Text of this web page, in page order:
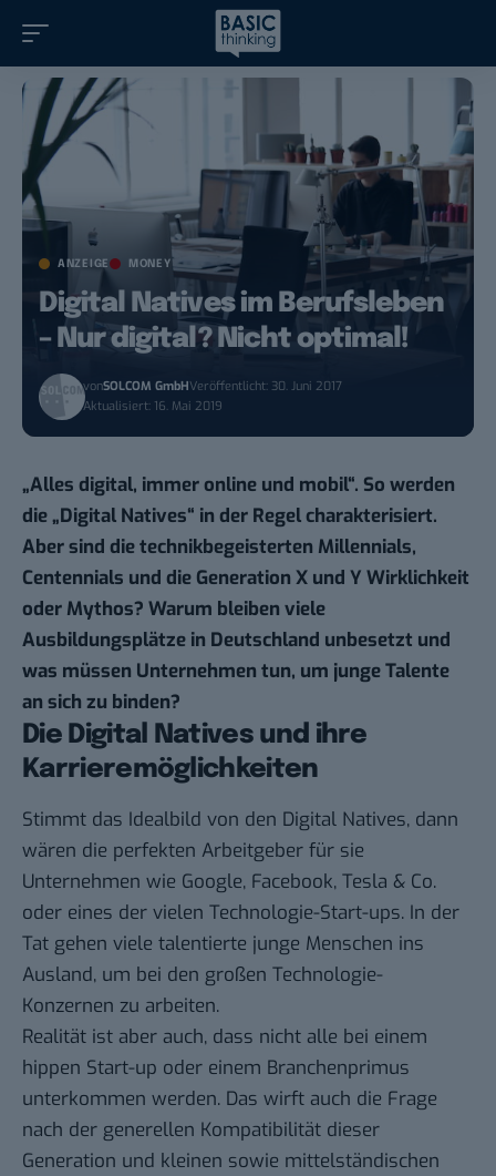
ANZEIGE MONEY
Digital Natives im Berufsleben
– Nur digital? Nicht optimal!
vonSOLCOM GmbHVeröffentlicht: 30. Juni 2017
Aktualisiert: 16. Mai 2019
„Alles digital, immer online und mobil“. So werden
die „Digital Natives“ in der Regel charakterisiert.
Aber sind die technikbegeisterten Millennials,
Centennials und die Generation X und Y Wirklichkeit
oder Mythos? Warum bleiben viele
Ausbildungsplätze in Deutschland unbesetzt und
was müssen Unternehmen tun, um junge Talente
an sich zu binden?
Die Digital Natives und ihre
Karrieremöglichkeiten
Stimmt das Idealbild von den Digital Natives, dann
wären die perfekten Arbeitgeber für sie
Unternehmen wie Google, Facebook, Tesla & Co.
oder eines der vielen Technologie-Start-ups. In der
Tat gehen viele talentierte junge Menschen ins
Ausland, um bei den großen Technologie-
Konzernen zu arbeiten.
Realität ist aber auch, dass nicht alle bei einem
hippen Start-up oder einem Branchenprimus
unterkommen werden. Das wirft auch die Frage
nach der generellen Kompatibilität dieser
Generation und kleinen sowie mittelständischen